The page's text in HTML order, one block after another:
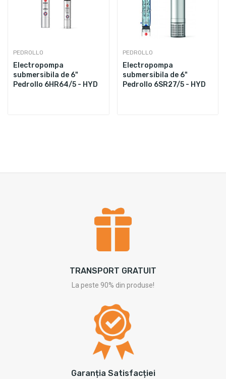
PEDROLLO
Electropompa
submersibila de 6"
Pedrollo 6HR64/5 - HYD
PEDROLLO
Electropompa
submersibila de 6"
Pedrollo 6SR27/5 - HYD
TRANSPORT GRATUIT
La peste 90% din produse!
Garanția Satisfacției